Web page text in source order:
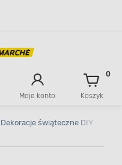
Moje konto Koszyk
0
Dekoracje świąteczne DIY